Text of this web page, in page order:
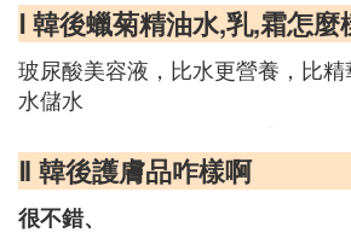
Ⅰ 韓後蠟菊精油水,乳,霜怎麼
玻尿酸美容液，比水更營養，比
水儲水
Ⅱ 韓後護膚品咋樣啊
很不錯、